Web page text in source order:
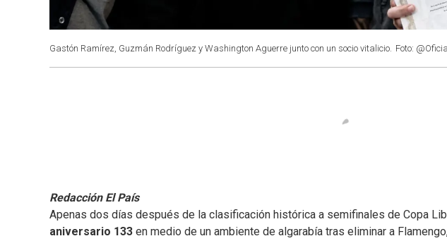
Gastón Ramírez, Guzmán Rodríguez y Washington Aguerre junto con un socio vitalicio. Foto:
Redacción El País
Apenas dos días después de la clasificación histórica a semifinales de Copa
aniversario 133 en medio de un ambiente de algarabía tras eliminar a